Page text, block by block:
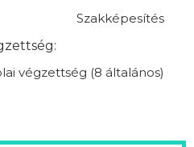
Szakképesítés
végzettség (8 általános)